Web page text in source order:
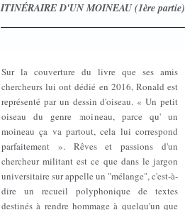
ITINÉRAIRE D'UN MOINEAU (1ère partie)
Sur la couverture du livre que ses amis
chercheurs lui ont dédié en 2016, Ronald est
représenté par un dessin d'oiseau. « Un petit
oiseau du genre moineau, parce qu' un
moineau ça va partout, cela lui correspond
parfaitement ». Rêves et passions d'un
chercheur militant est ce que dans le jargon
universitaire sur appelle un "mélange", c'est-à-
dire un recueil polyphonique de textes
destinés à rendre hommage à quelqu'un que